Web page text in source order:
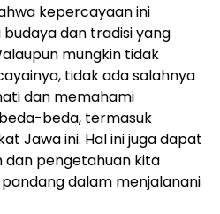
kepercayaan ini
dan tradisi yang
mungkin tidak
tidak ada salahnya
dan memahami
beda, termasuk
Jawa ini. Hal ini juga dapat
pengetahuan kita
dalam menjalanani